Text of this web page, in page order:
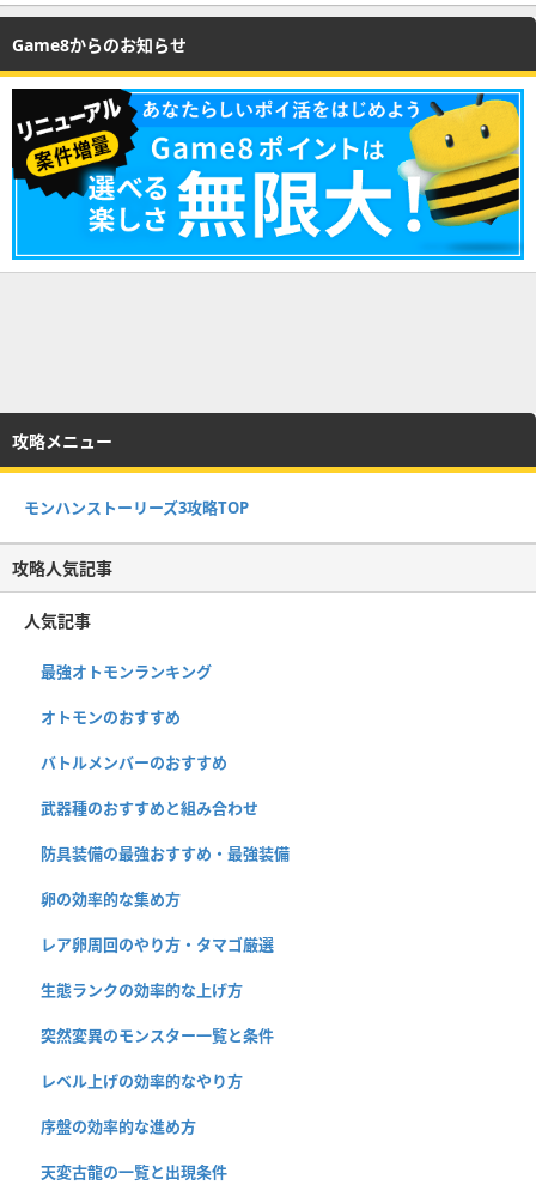
Game8からのお知らせ
攻略メニュー
モンハンストーリーズ3攻略TOP
攻略人気記事
人気記事
最強オトモンランキング
オトモンのおすすめ
バトルメンバーのおすすめ
武器種のおすすめと組み合わせ
防具装備の最強おすすめ・最強装備
卵の効率的な集め方
レア卵周回のやり方・タマゴ厳選
生態ランクの効率的な上げ方
突然変異のモンスター一覧と条件
レベル上げの効率的なやり方
序盤の効率的な進め方
天変古龍の一覧と出現条件